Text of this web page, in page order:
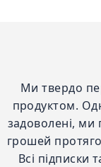
Ми твердо
продуктом.
задоволені,
грошей
Всі підписки